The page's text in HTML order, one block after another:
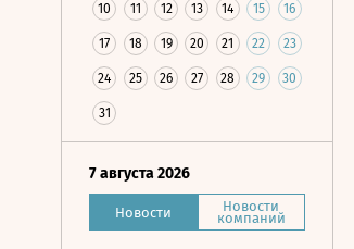
10 11 12 13 14 15 16
17 18 19 20 21 22 23
24 25 26 27 28 29 30
31
7 августа 2026
Новости Новости
компаний